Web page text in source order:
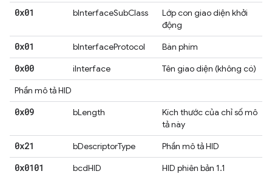
0x01 bInterfaceSubClass
Lớp con giao diện khởi
động
0x01 bInterfaceProtocol Bàn phím
0x00 iInterface
Tên giao diện (không có)
Phần mô tả HID
0x09 bLength
Kích thước của chỉ số mô
tả này
0x21 bDescriptorType Phần mô tả HID
0x0101 bcdHID HID phiên bản 1.1